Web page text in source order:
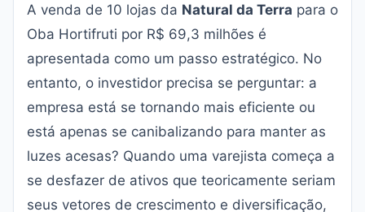
A venda de 10 lojas da Natural da Terra para o
Oba Hortifruti por R$ 69,3 milhões é
apresentada como um passo estratégico. No
entanto, o investidor precisa se perguntar: a
empresa está se tornando mais eficiente ou
está apenas se canibalizando para manter as
luzes acesas? Quando uma varejista começa a
se desfazer de ativos que teoricamente seriam
seus vetores de crescimento e diversificação,